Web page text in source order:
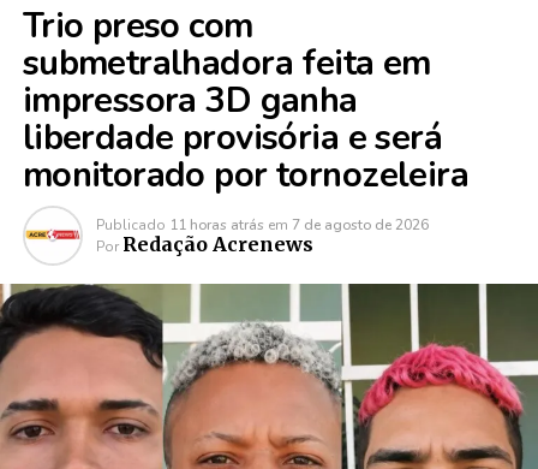
Trio preso com
submetralhadora feita em
impressora 3D ganha
liberdade provisória e será
monitorado por tornozeleira
Publicado 11 horas atrás em 7 de agosto de 2026
Por Redação Acrenews